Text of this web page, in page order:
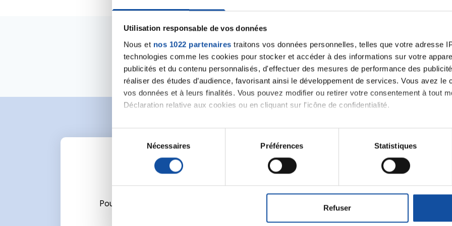
Utilisation responsable de vos données
Nous et nos 1022 partenaires traitons vos données personnelles, telles que votre adresse
technologies comme les cookies pour stocker et accéder à des informations sur votre
publicités et du contenu personnalisés, d'effectuer des mesures de performance des
réaliser des études d’audience, favorisant ainsi le développement de services. Vous avez le
vos données et à leurs finalités. Vous pouvez modifier ou retirer votre consentement à tout
Déclaration relative aux cookies ou en cliquant sur l'icône de confidentialité.
Si vous le permettez, nous aimerions également :
Collecter des informations sur votre localisation géographique qui peuvent être
digitales).
Pour en savoir plus sur le traitement de vos données personnelles et définir vos
. Vous pouvez modifier ou retirer votre consentement à tout moment à partir de la
i
Nécessaires Préférences Statistiques
Refuser
Ecrire un commentaire
Pour écrire un commentaire ou lancer une nouvelle discussion vous aurez besoin de vous